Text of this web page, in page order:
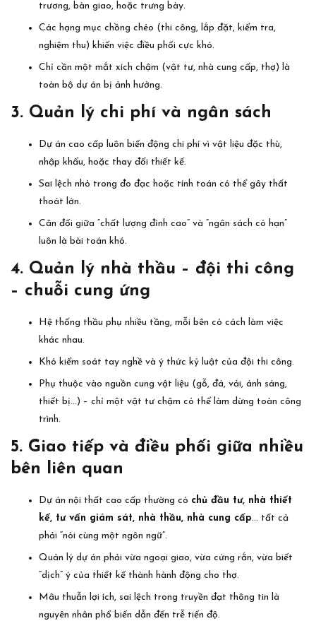
trương, bàn giao, hoặc trưng bày.
Các hạng mục chồng chéo (thi công, lắp đặt, kiểm tra,
nghiệm thu) khiến việc điều phối cực khó.
Chỉ cần một mắt xích chậm (vật tư, nhà cung cấp, thợ) là
toàn bộ dự án bị ảnh hưởng.
3. Quản lý chi phí và ngân sách
Dự án cao cấp luôn biến động chi phí vì vật liệu đặc thù,
nhập khẩu, hoặc thay đổi thiết kế.
Sai lệch nhỏ trong đo đạc hoặc tính toán có thể gây thất
thoát lớn.
Cân đối giữa “chất lượng đỉnh cao” và “ngân sách có hạn”
luôn là bài toán khó.
4. Quản lý nhà thầu – đội thi công
– chuỗi cung ứng
Hệ thống thầu phụ nhiều tầng, mỗi bên có cách làm việc
khác nhau.
Khó kiểm soát tay nghề và ý thức kỷ luật của đội thi công.
Phụ thuộc vào nguồn cung vật liệu (gỗ, đá, vải, ánh sáng,
thiết bị…) – chỉ một vật tư chậm có thể làm dừng toàn công
trình.
5. Giao tiếp và điều phối giữa nhiều
bên liên quan
Dự án nội thất cao cấp thường có chủ đầu tư, nhà thiết
kế, tư vấn giám sát, nhà thầu, nhà cung cấp… tất cả
phải “nói cùng một ngôn ngữ”.
Quản lý dự án phải vừa ngoại giao, vừa cứng rắn, vừa biết
“dịch” ý của thiết kế thành hành động cho thợ.
Mâu thuẫn lợi ích, sai lệch trong truyền đạt thông tin là
nguyên nhân phổ biến dẫn đến trễ tiến độ.